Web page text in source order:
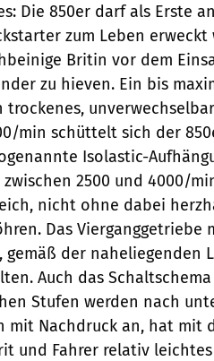
Die 850er darf als Erste
zum Leben erweckt
Britin vor dem
zu hieven. Ein bis
min schüttelt sich der
Isolastic-
2500 und 4000/
nicht ohne dabei
Das Vierganggetriebe
der naheliegenden
Auch das
Stufen werden nach
mit Nachdruck an, hat mit
und Fahrer relativ